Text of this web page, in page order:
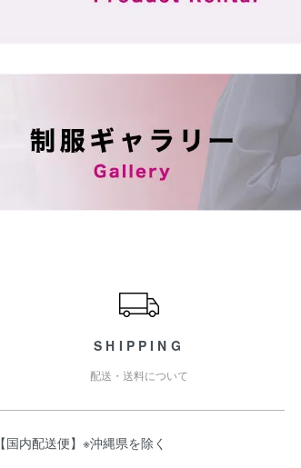
SHIPPING
配送・送料について
【国内配送便】※沖縄県を除く